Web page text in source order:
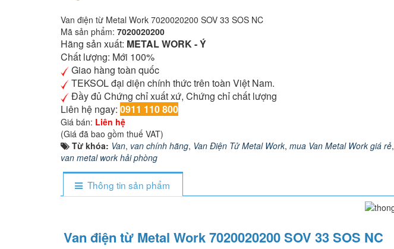
Van điện từ Metal Work 7020020200 SOV 33 SOS NC
Mã sản phẩm: 7020020200
Hãng sản xuất: METAL WORK - Ý
Chất lượng: Mới 100%
Giao hàng toàn quốc
TEKSOL đại diện chính thức trên toàn Việt Nam.
Đầy đủ Chứng chỉ xuất xứ, Chứng chỉ chất lượng
Liên hệ ngay: 0911 110 800
Giá bán: Liên hệ
(Giá đã bao gồm thuế VAT)
Từ khóa: Van, van chính hãng, Van Điện Tử Metal Work, mua Van Metal Work giá rẻ,
van metal work hải phòng
Thông tin sản phẩm
Van điện từ Metal Work 7020020200 SOV 33 SOS NC